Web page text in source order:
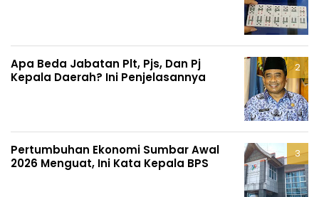
Apa Beda Jabatan Plt, Pjs, Dan Pj
Kepala Daerah? Ini Penjelasannya
Pertumbuhan Ekonomi Sumbar Awal
2026 Menguat, Ini Kata Kepala BPS